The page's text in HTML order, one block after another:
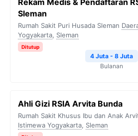
Rekam Medis & Pendaftaran
Sleman
Rumah Sakit Puri Husada Sleman
Yogyakarta, Sleman
Ditutup
4 Juta - 8 Juta
Bulanan
Ahli Gizi RSIA Arvita Bunda
Rumah Sakit Khusus Ibu dan Anak
Istimewa Yogyakarta, Sleman